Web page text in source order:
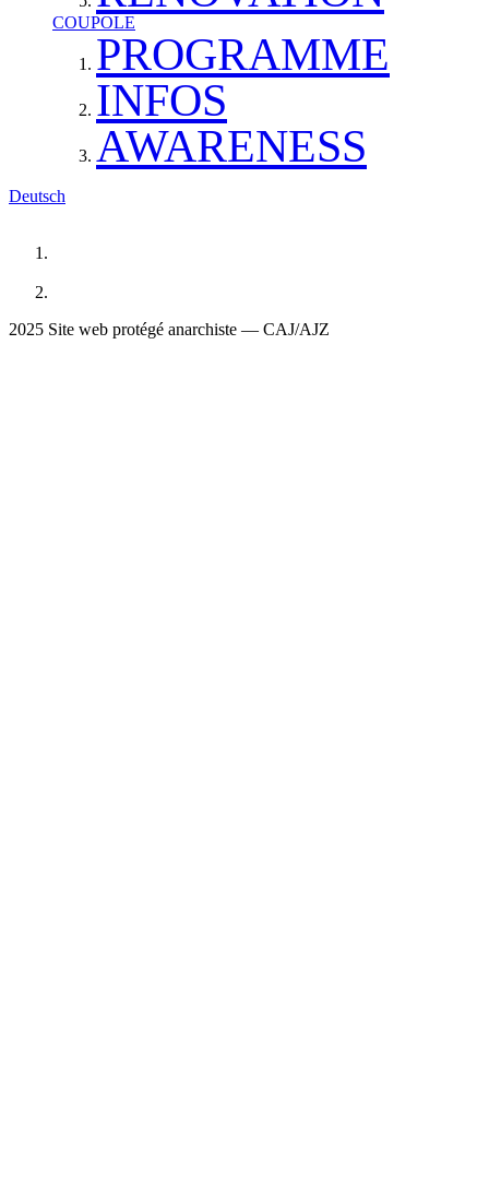
COUPOLE
PROGRAMME
INFOS
AWARENESS
Deutsch
2025 Site web protégé anarchiste — CAJ/AJZ